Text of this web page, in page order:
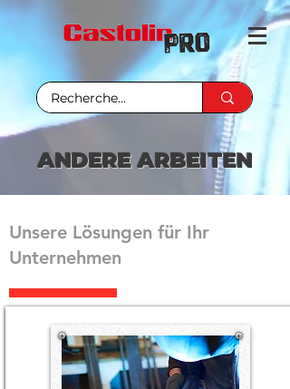
ANDERE ARBEITEN
Unsere Lösungen für Ihr
Unternehmen